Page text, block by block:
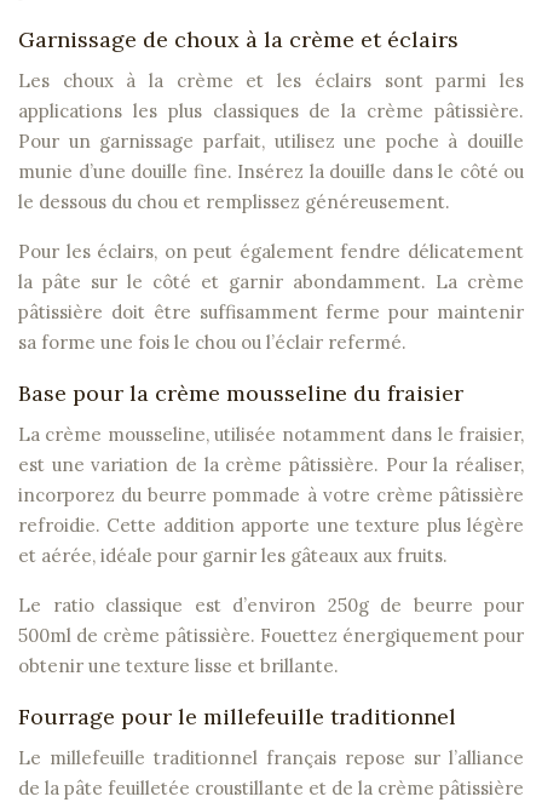
Garnissage de choux à la crème et éclairs
Les choux à la crème et les éclairs sont parmi les
applications les plus classiques de la crème pâtissière.
Pour un garnissage parfait, utilisez une poche à douille
munie d’une douille fine. Insérez la douille dans le côté ou
le dessous du chou et remplissez généreusement.
Pour les éclairs, on peut également fendre délicatement
la pâte sur le côté et garnir abondamment. La crème
pâtissière doit être suffisamment ferme pour maintenir
sa forme une fois le chou ou l’éclair refermé.
Base pour la crème mousseline du fraisier
La crème mousseline, utilisée notamment dans le fraisier,
est une variation de la crème pâtissière. Pour la réaliser,
incorporez du beurre pommade à votre crème pâtissière
refroidie. Cette addition apporte une texture plus légère
et aérée, idéale pour garnir les gâteaux aux fruits.
Le ratio classique est d’environ 250g de beurre pour
500ml de crème pâtissière. Fouettez énergiquement pour
obtenir une texture lisse et brillante.
Fourrage pour le millefeuille traditionnel
Le millefeuille traditionnel français repose sur l’alliance
de la pâte feuilletée croustillante et de la crème pâtissière